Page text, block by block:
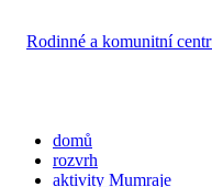
domů
rozvrh
aktivity Mumraje